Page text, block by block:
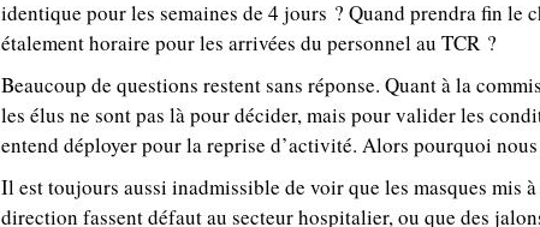
identique pour les semaines de 4 jours ? Quand prendra fin le
étalement horaire pour les arrivées du personnel au TCR ?
Beaucoup de questions restent sans réponse. Quant à la
les élus ne sont pas là pour décider, mais pour valider les
entend déployer pour la reprise d’activité. Alors pourquoi
Il est toujours aussi inadmissible de voir que les masques mis
direction fassent défaut au secteur hospitalier, ou que des